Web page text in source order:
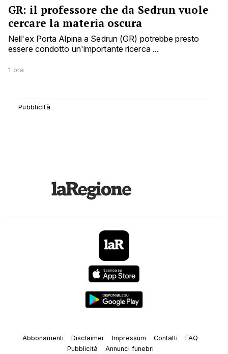
GR: il professore che da Sedrun vuole
cercare la materia oscura
Nell'ex Porta Alpina a Sedrun (GR) potrebbe presto
essere condotto un'importante ricerca ...
1 ora
Abbonamenti Disclaimer Impressum Contatti
FAQ
Pubblicità
Annunci funebri